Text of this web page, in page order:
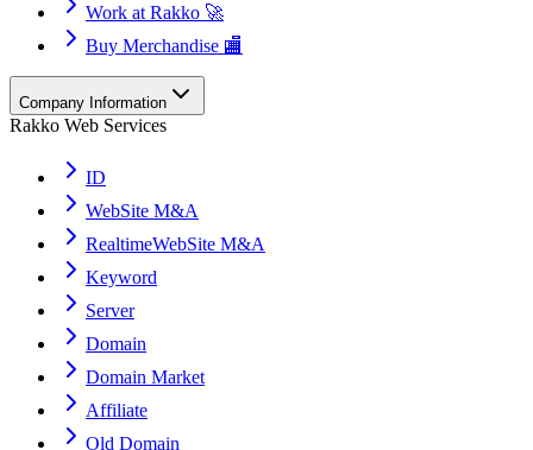
Work at Rakko 🚀
Buy Merchandise 🏬
Company Information
Rakko Web Services
ID
WebSite M&A
RealtimeWebSite M&A
Keyword
Server
Domain
Domain Market
Affiliate
Old Domain